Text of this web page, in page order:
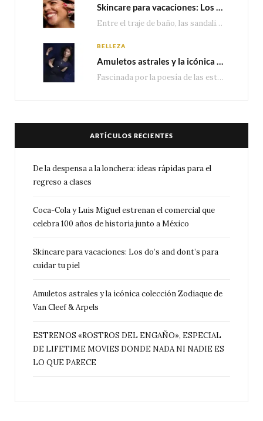
Skincare para vacaciones: Los do’s and dont’s para cuidar tu piel
Entre el traje de baño, las sandalias, los lentes de sol y los looks que…
BELLEZA
Amuletos astrales y la icónica colección Zodiaque de Van Cleef & Arpels
Fascinada por la poesía de las estrellas, la Maison Van Cleef & Arpels celebra la llegada de las…
ARTÍCULOS RECIENTES
De la despensa a la lonchera: ideas rápidas para el
regreso a clases
Coca-Cola y Luis Miguel estrenan el comercial que
celebra 100 años de historia junto a México
Skincare para vacaciones: Los do’s and dont’s para
cuidar tu piel
Amuletos astrales y la icónica colección Zodiaque de
Van Cleef & Arpels
ESTRENOS «ROSTROS DEL ENGAÑO», ESPECIAL
DE LIFETIME MOVIES DONDE NADA NI NADIE ES
LO QUE PARECE